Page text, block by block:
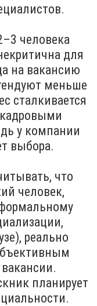
человека
для
на вакансию
меньше
сталкивается
у компании
выбора.
что
человек,
реально
планирует